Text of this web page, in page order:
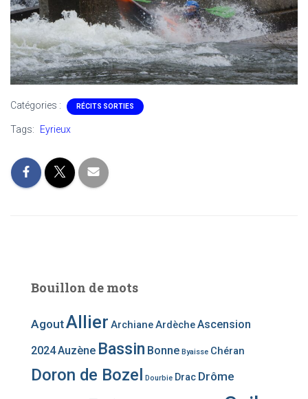
Catégories : RÉCITS SORTIES
Tags: Eyrieux
Bouillon de mots
AgoutAllier ArchianeArdècheAscension
2024Auzène Bassin Bonne Byaisse Chéran
Doron de Bozel Dourbie Drac Drôme